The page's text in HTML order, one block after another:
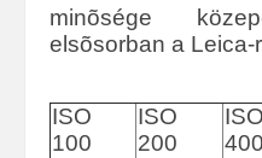
minõsége
elsõsorban a
ISO
100
ISO
200
ISO
400